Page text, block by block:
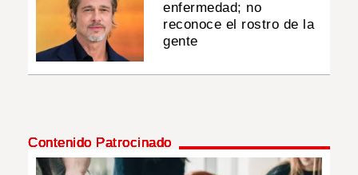
enfermedad; no
reconoce el rostro de la
gente
Contenido Patrocinado